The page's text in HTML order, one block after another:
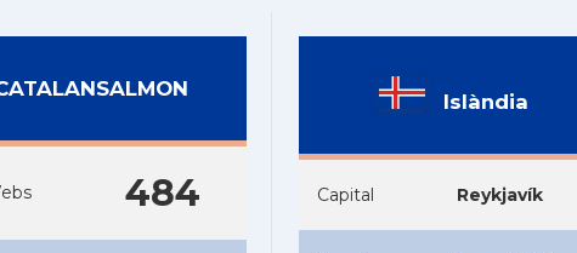
484
Islàndia
Capital Reykjavík